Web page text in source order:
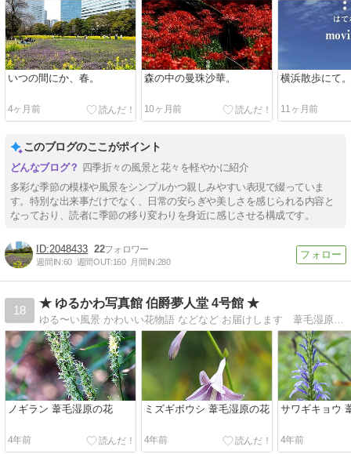
いつの間にか、春。
4ヶ月前
森の中の曼珠沙華。
10ヶ月前
横浜散歩にて。
11ヶ月前
このブログのここがポイント
四季折々の風景と花々を軽やかに紹介
多彩な季節の模様や風景をシンプルかつ親しみやすい表現で綴っていま
す。特別な出来事だけでなく、日常の安らぎや美しさを感じられる内容と
なっており、読者に季節の移り変わりを身近に感じさせる構成です。
2048433 22
週間IN:60 週間OUT:160 月間IN:280
18
★ ゆるかわ写真館 伯爵夢人堂 4号館 ★
ゆる〜い風景 かわいい花物語 などなど お届けします 葦毛湿原の花 伊吹山の花 ブルーボネットの花 デンパークの花 など
ノギラン 葦毛湿原の花
4年前
ミズギボウシ 葦毛湿原の花
4年前
サワギキョウ
4年前